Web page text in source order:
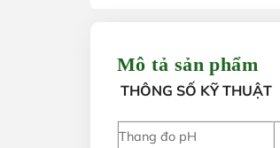
Mô tả sản phẩm
THÔNG SỐ KỸ THUẬT
Thang đo pH